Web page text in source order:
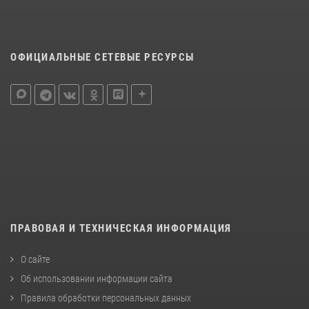
ОФИЦИАЛЬНЫЕ СЕТЕВЫЕ РЕСУРСЫ
ПРАВОВАЯ И ТЕХНИЧЕСКАЯ ИНФОРМАЦИЯ
О сайте
Об использовании информации сайта
Правила обработки персональных данных